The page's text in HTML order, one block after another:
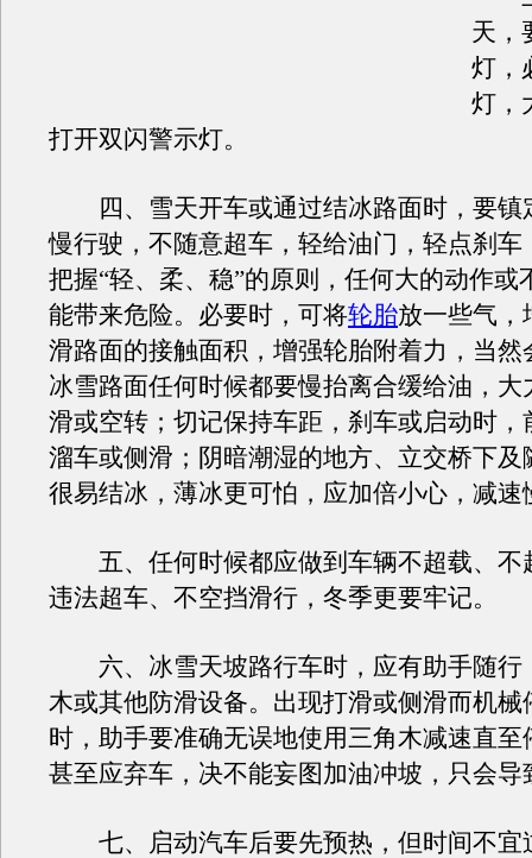
天，
灯，
灯，
打开双闪警示灯。
四、雪天开车或通过结冰路面时，要镇
慢行驶，不随意超车，轻给油门，轻点刹车
把握“轻、柔、稳”的原则，任何大的动作或
能带来危险。必要时，可将轮胎放一些气，
滑路面的接触面积，增强轮胎附着力，当然
冰雪路面任何时候都要慢抬离合缓给油，大
滑或空转；切记保持车距，刹车或启动时，
溜车或侧滑；阴暗潮湿的地方、立交桥下及
很易结冰，薄冰更可怕，应加倍小心，减速
五、任何时候都应做到车辆不超载、不
违法超车、不空挡滑行，冬季更要牢记。
六、冰雪天坡路行车时，应有助手随行
木或其他防滑设备。出现打滑或侧滑而机械
时，助手要准确无误地使用三角木减速直至
甚至应弃车，决不能妄图加油冲坡，只会导
七、启动汽车后要先预热，但时间不宜